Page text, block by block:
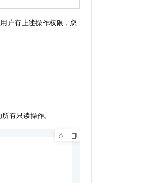
用户有上述操作权限，您
有只读操作。